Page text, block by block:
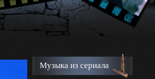
Музыка из сериала